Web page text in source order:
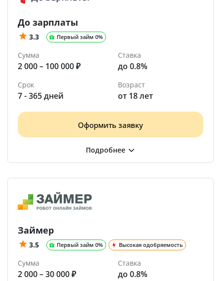
До зарплаты
3.3 Первый займ 0%
Сумма
2 000 – 100 000 ₽
Ставка
до 0.8%
Срок
7 - 365 дней
Возраст
от 18 лет
Оформить заявку
Займер
3.5 Первый займ 0% Высокая одобряемость
Сумма
2 000 – 30 000 ₽
Ставка
до 0.8%